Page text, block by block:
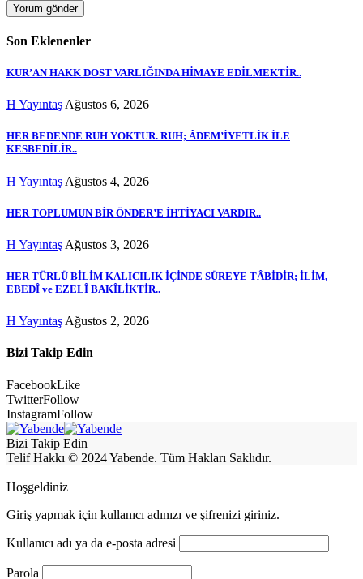
Son Eklenenler
KUR’AN HAKK DOST VARLIĞINDA HİMAYE EDİLMEKTİR..
H Yayıntaş Ağustos 6, 2026
HER BEDENDE RUH YOKTUR. RUH; ÂDEM’İYETLİK İLE
KESBEDİLİR..
H Yayıntaş Ağustos 4, 2026
HER TOPLUMUN BİR ÖNDER’E İHTİYACI VARDIR..
H Yayıntaş Ağustos 3, 2026
HER TÜRLÜ BİLİM KALICILIK İÇİNDE SÜREYE TÂBİDİR; İLİM,
EBEDÎ ve EZELÎ BAKÎLİKTİR..
H Yayıntaş Ağustos 2, 2026
Bizi Takip Edin
FacebookLike
TwitterFollow
InstagramFollow
Bizi Takip Edin
Telif Hakkı © 2024 Yabende. Tüm Hakları Saklıdır.
Hoşgeldiniz
Giriş yapmak için kullanıcı adınızı ve şifrenizi giriniz.
Kullanıcı adı ya da e-posta adresi
Parola